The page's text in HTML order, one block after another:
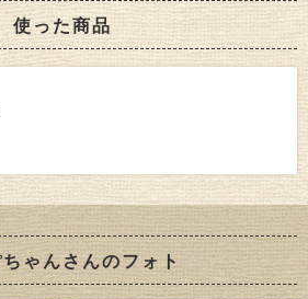
使った商品
ゃんさんのフォト